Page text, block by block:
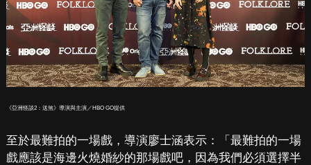
《亞洲怪談2：送煞》導演與主演／HBO GO提供
至於最難拍的一場戲，導演廖士涵表示：「最難拍的一場
戲應該是海邊火燒婚紗的那場戲吧，因為我們必須選擇半